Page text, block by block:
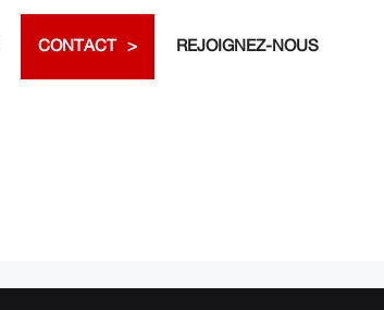
CONTACT REJOIGNEZ-NOUS